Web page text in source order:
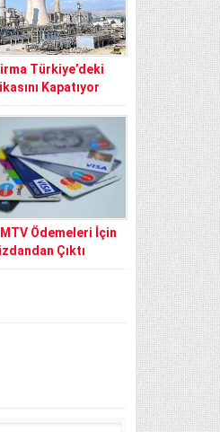
Türkiye’deki
Kapatıyor
Ödemeleri İçin
Çıktı